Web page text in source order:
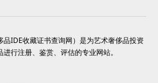
IDE收藏证书查询网）是为艺术奢侈品投资
行注册、鉴赏、评估的专业网站。